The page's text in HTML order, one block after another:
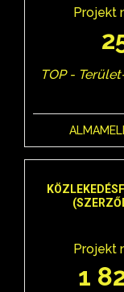
Projekt
TOP -
Projekt
1